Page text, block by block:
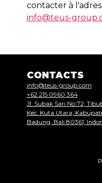
contacter à
info@teus-
CONTACTS
info@teus-group.com
+62 215 0960 364
Jl. Subak Sari No.72,
Kec. Kuta Utara,
Badung, Bali 80361,